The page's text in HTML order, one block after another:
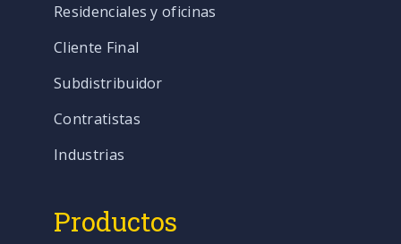
Residenciales y oficinas
Cliente Final
Subdistribuidor
Contratistas
Industrias
Productos